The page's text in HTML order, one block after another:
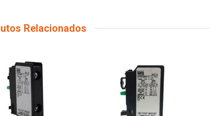
Relacionados